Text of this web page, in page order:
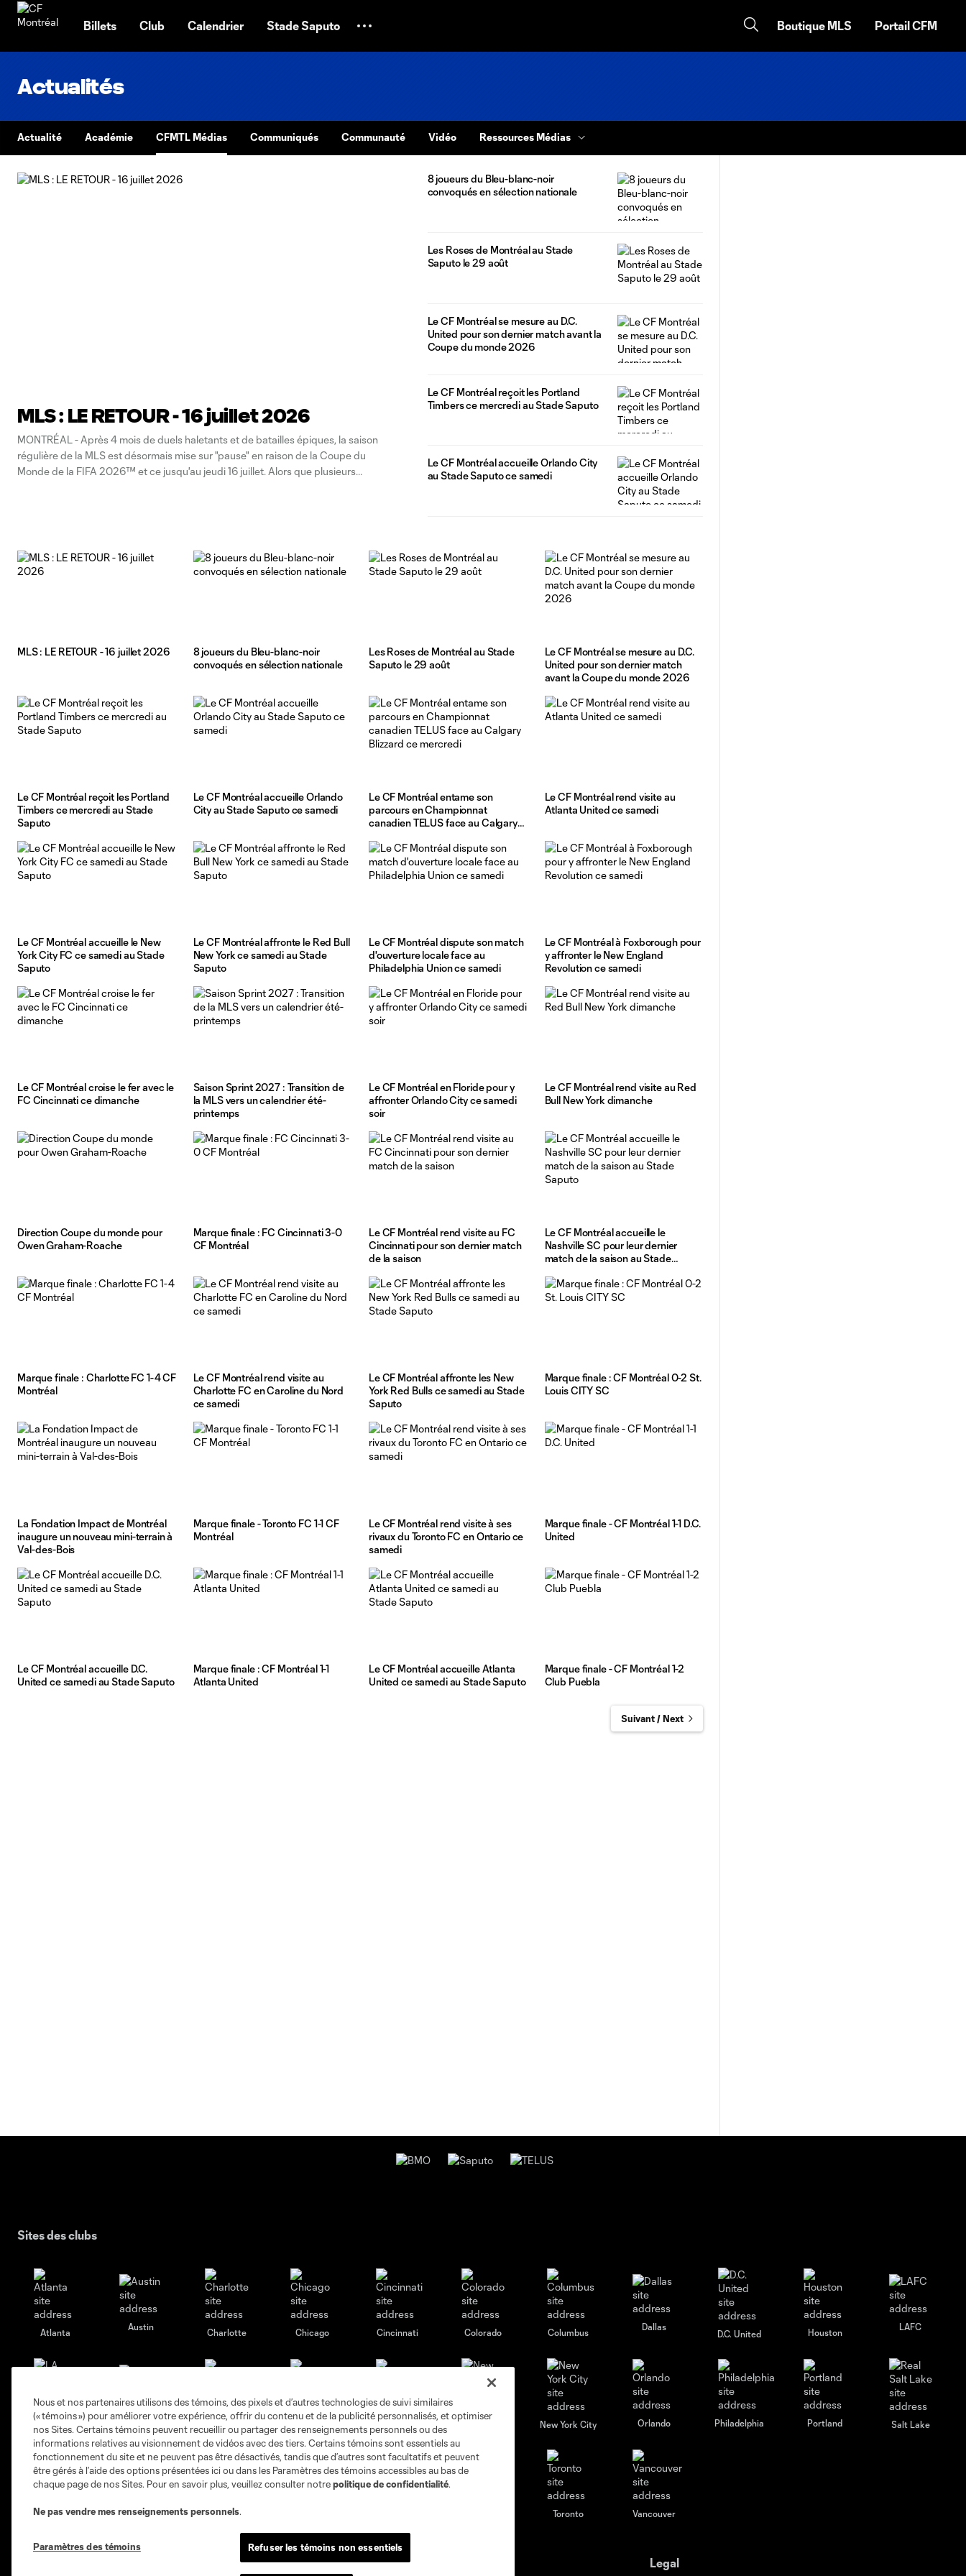
Billets Club Calendrier Stade Saputo Boutique MLS Portail CFM
Actualités
Actualité Académie CFMTL Médias Communiqués Communauté Vidéo Ressources Médias
MLS : LE RETOUR - 16 juillet 2026
MONTRÉAL - Après 4 mois de duels haletants et de batailles épiques, la saison
régulière de la MLS est désormais mise sur "pause" en raison de la Coupe du
Monde de la FIFA 2026™ et ce jusqu'au jeudi 16 juillet. Alors que plusieurs
8 joueurs du Bleu-blanc-noir
convoqués en sélection nationale
Les Roses de Montréal au Stade
Saputo le 29 août
Le CF Montréal se mesure au D.C.
United pour son dernier match avant la
Coupe du monde 2026
Le CF Montréal reçoit les Portland
Timbers ce mercredi au Stade Saputo
Le CF Montréal accueille Orlando City
au Stade Saputo ce samedi
MLS : LE RETOUR - 16 juillet 2026
8 joueurs du Bleu-blanc-noir
convoqués en sélection nationale
Les Roses de Montréal au Stade
Saputo le 29 août
Le CF Montréal se mesure au D.C.
United pour son dernier match
avant la Coupe du monde 2026
Le CF Montréal reçoit les Portland
Timbers ce mercredi au Stade
Saputo
Le CF Montréal accueille Orlando
City au Stade Saputo ce samedi
Le CF Montréal entame son
parcours en Championnat
canadien TELUS face au Calgary
Le CF Montréal rend visite au
Atlanta United ce samedi
Le CF Montréal accueille le New
York City FC ce samedi au Stade
Saputo
Le CF Montréal affronte le Red Bull
New York ce samedi au Stade
Saputo
Le CF Montréal dispute son match
d'ouverture locale face au
Philadelphia Union ce samedi
Le CF Montréal à Foxborough pour
y affronter le New England
Revolution ce samedi
Le CF Montréal croise le fer avec le
FC Cincinnati ce dimanche
Saison Sprint 2027 : Transition de
la MLS vers un calendrier été-
printemps
Le CF Montréal en Floride pour y
affronter Orlando City ce samedi
soir
Le CF Montréal rend visite au Red
Bull New York dimanche
Direction Coupe du monde pour
Owen Graham-Roache
Marque finale : FC Cincinnati 3-0
CF Montréal
Le CF Montréal rend visite au FC
Cincinnati pour son dernier match
de la saison
Le CF Montréal accueille le
Nashville SC pour leur dernier
match de la saison au Stade
Marque finale : Charlotte FC 1-4 CF
Montréal
Le CF Montréal rend visite au
Charlotte FC en Caroline du Nord
ce samedi
Le CF Montréal affronte les New
York Red Bulls ce samedi au Stade
Saputo
Marque finale : CF Montréal 0-2 St.
Louis CITY SC
La Fondation Impact de Montréal
inaugure un nouveau mini-terrain à
Val-des-Bois
Marque finale - Toronto FC 1-1 CF
Montréal
Le CF Montréal rend visite à ses
rivaux du Toronto FC en Ontario ce
samedi
Marque finale - CF Montréal 1-1 D.C.
United
Le CF Montréal accueille D.C.
United ce samedi au Stade Saputo
Marque finale : CF Montréal 1-1
Atlanta United
Le CF Montréal accueille Atlanta
United ce samedi au Stade Saputo
Marque finale - CF Montréal 1-2
Club Puebla
Suivant / Next
Sites des clubs
Atlanta
Austin
Charlotte Chicago Cincinnati Colorado Columbus
Dallas
D.C. United Houston
LAFC
LA Galaxy
Miami
Minnesota New England New York City Orlando Philadelphia Portland Salt Lake
Red Bull New York San Diego
San Jose
Toronto Vancouver
Actualités Legal
Nous et nos partenaires utilisons des témoins, des pixels et d’autres technologies de suivi similaires
(« témoins ») pour améliorer votre expérience, offrir du contenu et de la publicité personnalisés, et optimiser
nos Sites. Certains témoins peuvent recueillir ou partager des renseignements personnels ou des
informations relatives au visionnement de vidéos avec des tiers. Certains témoins sont essentiels au
fonctionnement du site et ne peuvent pas être désactivés, tandis que d’autres sont facultatifs et peuvent
être gérés à l’aide des options présentées ici ou dans les Paramètres des témoins accessibles au bas de
chaque page de nos Sites. Pour en savoir plus, veuillez consulter notrepolitique de confidentialité.
Ne pas vendre mes renseignements personnels.
Paramètres des témoins Refuser les témoins non essentiels